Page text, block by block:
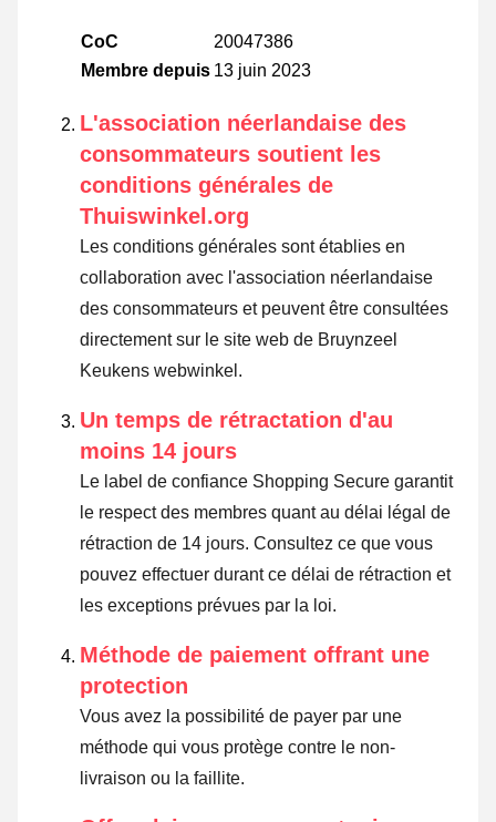
CoC
20047386
Membre depuis 13 juin 2023
L'association néerlandaise des
consommateurs soutient les
conditions générales de
Thuiswinkel.org
Les conditions générales sont établies en
collaboration avec l'association néerlandaise
des consommateurs et peuvent être consultées
directement sur le site web de Bruynzeel
Keukens webwinkel.
Un temps de rétractation d'au
moins 14 jours
Le label de confiance Shopping Secure garantit
le respect des membres quant au délai légal de
rétraction de 14 jours. Consultez ce que vous
pouvez effectuer durant ce délai de rétraction et
les exceptions prévues par la loi.
Méthode de paiement offrant une
protection
Vous avez la possibilité de payer par une
méthode qui vous protège contre le non-
livraison ou la faillite.